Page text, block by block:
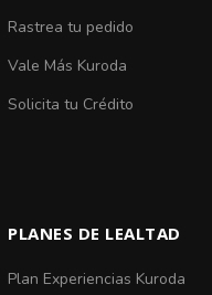
Rastrea tu pedido
Vale Más Kuroda
Solicita tu Crédito
PLANES DE LEALTAD
Plan Experiencias Kuroda